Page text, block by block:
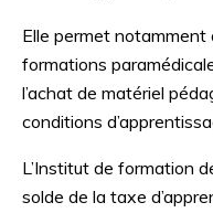
Elle permet
formations
l’achat de matériel
conditions
L’Institut de formation
solde de la taxe